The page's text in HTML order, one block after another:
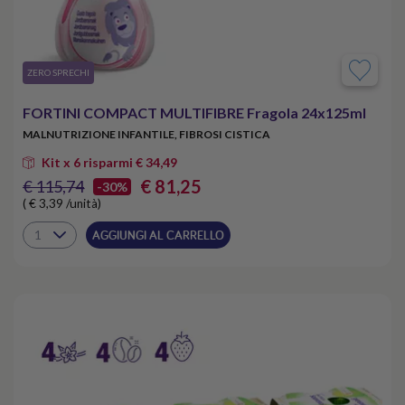
​ZERO SPRECHI
FORTINI COMPACT MULTIFIBRE Fragola 24x125ml
MALNUTRIZIONE INFANTILE, FIBROSI CISTICA
Kit x 6 risparmi € 34,49
€ 115,74 -30% € 81,25
( € 3,39 /unità)
AGGIUNGI AL CARRELLO